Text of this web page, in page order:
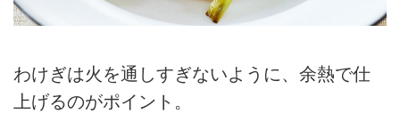
わけぎは火を通しすぎないように、余熱で仕
上げるのがポイント。